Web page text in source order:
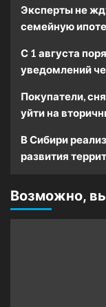
Эксперты не
семейную
С 1 августа
уведомлений
Покупатели,
уйти на
В Сибири
развития
Возможно,